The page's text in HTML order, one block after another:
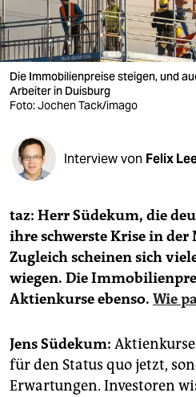
verlag
verlag
veranstaltungen
shop
fragen & hilfe
unterstützen
genossenschaft
epaper login
Die Immobilienpreise steigen, und
Arbeiter in Duisburg
Foto: Jochen Tack/imago
Interview von Felix
taz: Herr Südekum, die
ihre schwerste Krise in der
Zugleich scheinen sich
wiegen. Die
Aktienkurse ebenso. Wie
Jens Südekum:
für den Status quo jetzt,
Erwartungen. Investoren